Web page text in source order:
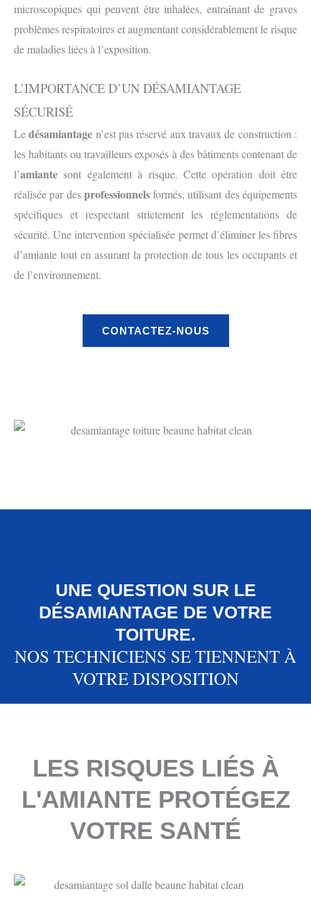
microscopiques qui peuvent être inhalées, entraînant de graves
problèmes respiratoires et augmentant considérablement le risque
de maladies liées à l’exposition.
L’IMPORTANCE D’UN DÉSAMIANTAGE
SÉCURISÉ
Ledésamiantage n’est pas réservé aux travaux de construction :
les habitants ou travailleurs exposés à des bâtiments contenant de
l’amiante sont également à risque. Cette opération doit être
réalisée par desprofessionnelsformés, utilisant des équipements
spécifiques et respectant strictement les réglementations de
sécurité. Une intervention spécialisée permet d’éliminer les fibres
d’amiante tout en assurant la protection de tous les occupants et
de l’environnement.
CONTACTEZ-NOUS
UNE QUESTION SUR LE
DÉSAMIANTAGE DE VOTRE
TOITURE.
NOS TECHNICIENS SE TIENNENT À
VOTRE DISPOSITION
LES RISQUES LIÉS À
L'AMIANTE PROTÉGEZ
VOTRE SANTÉ